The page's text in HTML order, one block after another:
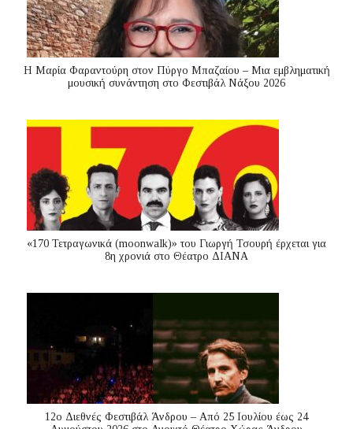
Η Μαρία Φαραντούρη στον Πύργο Μπαζαίου – Μια εμβληματική
μουσική συνάντηση στο Φεστιβάλ Νάξου 2026
«170 Τετραγωνικά (moonwalk)» του Γιωργή Τσουρή έρχεται για
8η χρονιά στο Θέατρο ΔΙΑΝΑ
12ο Διεθνές Φεστιβάλ Άνδρου – Από 25 Ιουλίου έως 24